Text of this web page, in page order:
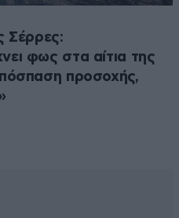
Σέρρες:
φως στα αίτια της
προσοχής,